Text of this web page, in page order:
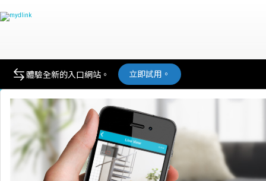
體驗全新的入口網站。 立即試用。
產品